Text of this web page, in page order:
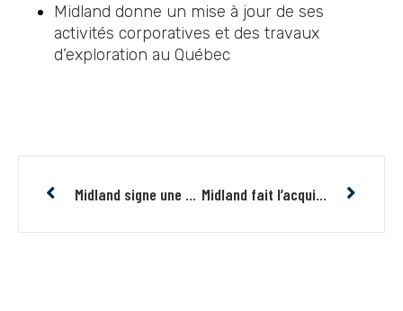
Midland donne un mise à jour de ses
activités corporatives et des travaux
d’exploration au Québec
Midland signe une alliance stratégique avec SOQUEM dans le Grenville et récupère 100% des projets Casault et Jouvex Midland fait l’acquisition d’un bloc de 23 claims et consolide sa position stratégique au sud du projet Fénélon de Wallbridge